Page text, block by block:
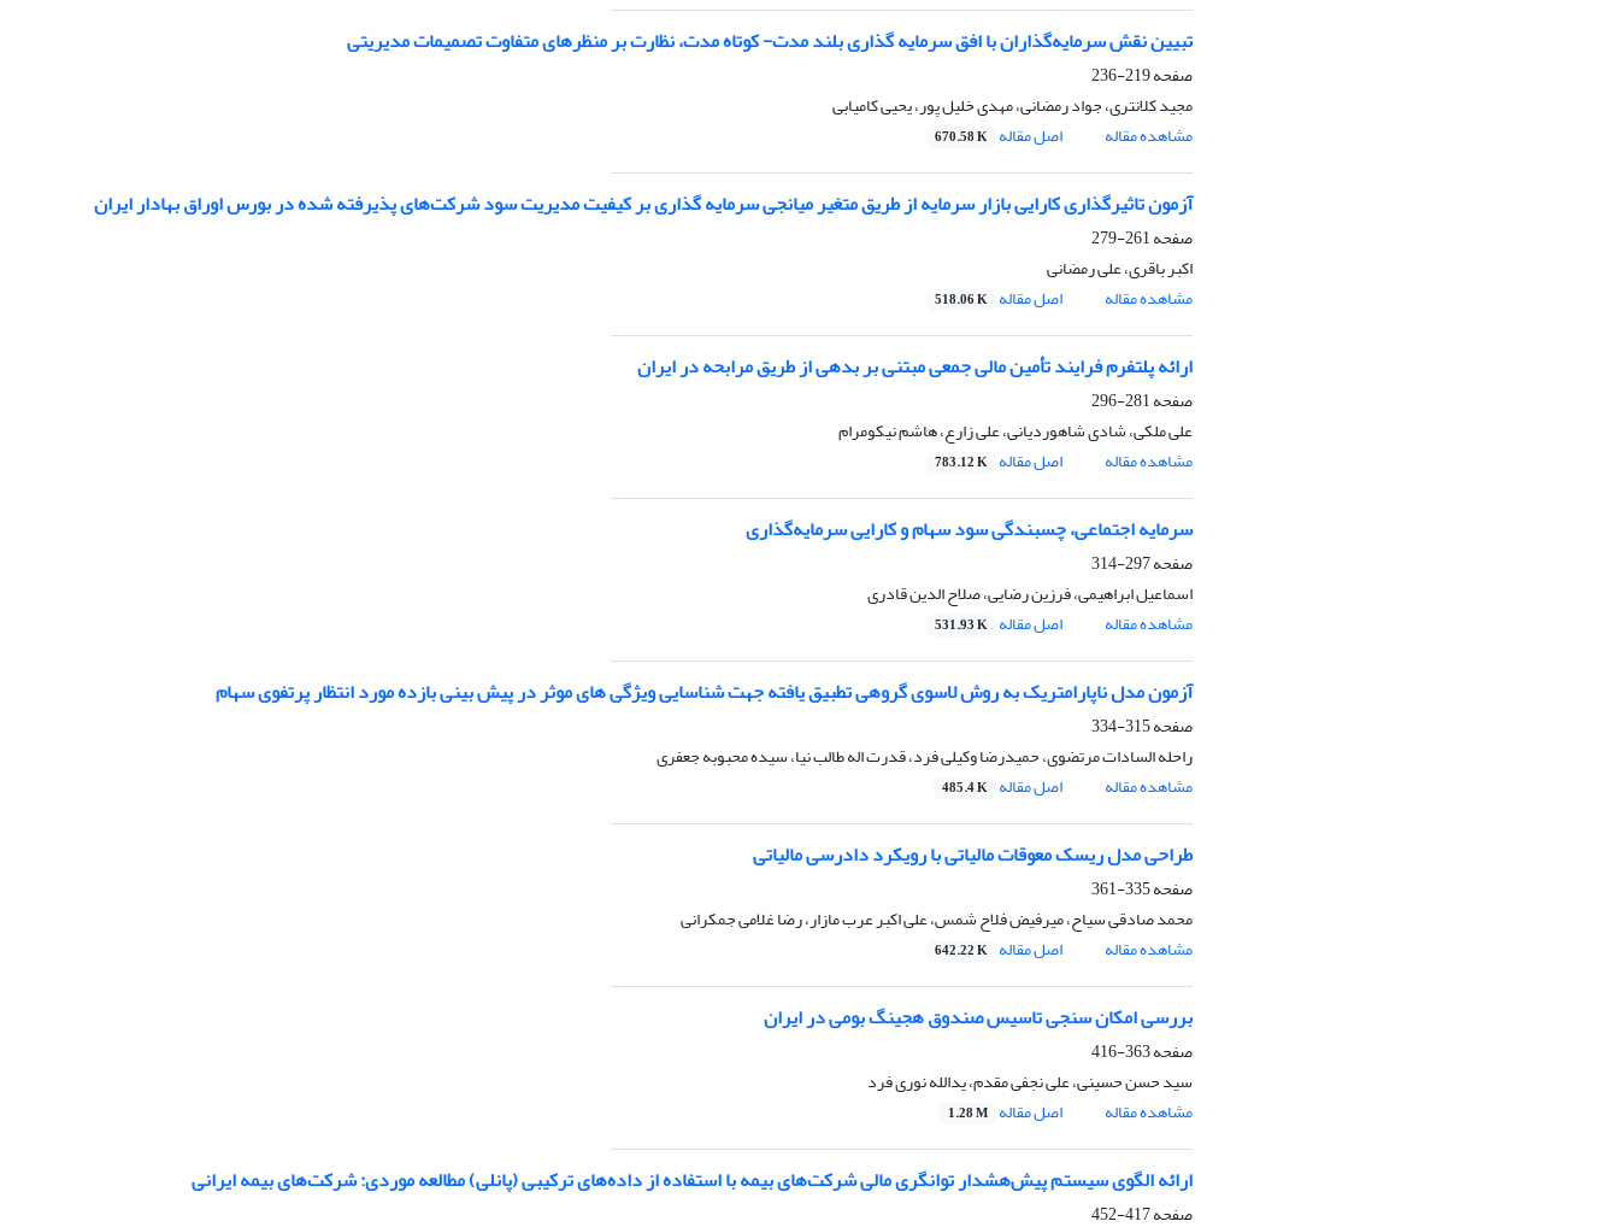
تبیین نقش سرمایه‌گذاران با افق سرمایه گذاری بلند مدت- کوتاه مدت، نظارت بر منظرهای متفاوت تصمیمات مدیریتی
صفحه219-236
مجید کلانتری، جواد رمضانی، مهدی خلیل پور، یحیی کامیابی
مشاهده مقاله
اصل مقاله 670.58 K
آزمون تاثیرگذاری کارایی بازار سرمایه از طریق متغیر میانجی سرمایه گذاری بر کیفیت مدیریت سود شرکت‌های پذیرفته شده در بورس اوراق بهادار ایران
صفحه261-279
اکبر باقری، علی رمضانی
مشاهده مقاله
اصل مقاله 518.06 K
ارائه پلتفرم فرایند تأمین مالی جمعی مبتنی بر بدهی از طریق مرابحه در ایران
صفحه281-296
علی ملکی، شادی شاهوردیانی، علی زارع، هاشم نیکومرام
مشاهده مقاله
اصل مقاله 783.12 K
سرمایه اجتماعی، چسبندگی سود سهام و کارایی سرمایه‌گذاری
صفحه297-314
اسماعیل ابراهیمی، فرزین رضایی، صلاح الدین قادری
مشاهده مقاله
اصل مقاله 531.93 K
آزمون مدل ناپارامتریک به روش لاسوی گروهی تطبیق یافته جهت شناسایی ویژگی های موثر در پیش بینی بازده مورد انتظار پرتفوی سهام
صفحه315-334
راحله السادات مرتضوی، حمیدرضا وکیلی فرد، قدرت اله طالب نیا، سیده محبوبه جعفری
مشاهده مقاله
اصل مقاله 485.4 K
طراحی مدل ریسک معوقات مالیاتی با رویکرد دادرسی مالیاتی
صفحه335-361
محمد صادقی سیاح، میرفیض فلاح شمس، علی اکبر عرب مازار، رضا غلامی جمکرانی
مشاهده مقاله
اصل مقاله 642.22 K
بررسی امکان سنجی تاسیس صندوق هجینگ بومی در ایران
صفحه363-416
سید حسن حسینی، علی نجفی مقدم، یدالله نوری فرد
مشاهده مقاله
اصل مقاله 1.28 M
ارائه الگوی سیستم پیش‌هشدار توانگری مالی شرکت‌های بیمه با استفاده از داده‌های ترکیبی (پانلی) مطالعه موردی: شرکت‌های بیمه ایرانی
صفحه417-452